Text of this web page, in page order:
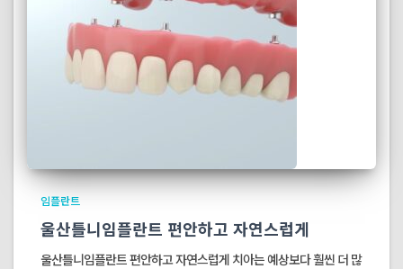
임플란트
울산틀니임플란트 편안하고 자연스럽게
울산틀니임플란트 편안하고 자연스럽게 치아는 예상보다 훨씬 더 많